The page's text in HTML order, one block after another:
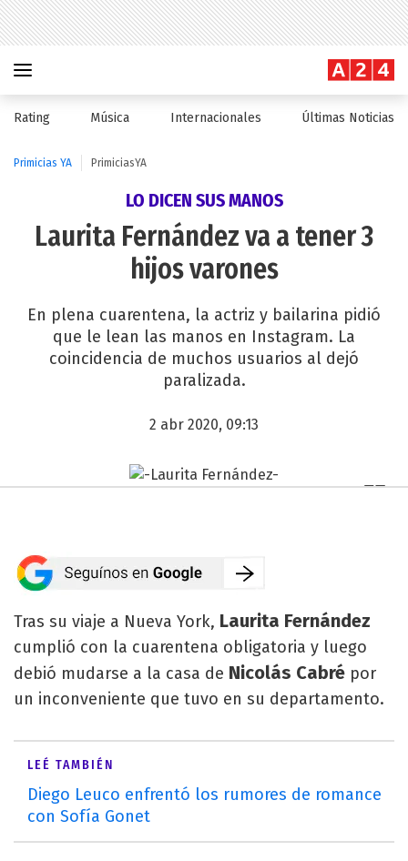
Rating Música Internacionales Últimas Noticias
Primicias YA PrimiciasYA
LO DICEN SUS MANOS
Laurita Fernández va a tener 3
hijos varones
En plena cuarentena, la actriz y bailarina pidió
que le lean las manos en Instagram. La
coincidencia de muchos usuarios al dejó
paralizada.
2 abr 2020, 09:13
Tras su viaje a Nueva York, Laurita Fernández
cumplió con la cuarentena obligatoria y luego
debió mudarse a la casa de Nicolás Cabré por
un inconveniente que tuvo en su departamento.
LEÉ TAMBIÉN
Diego Leuco enfrentó los rumores de romance
con Sofía Gonet